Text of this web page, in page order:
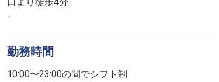
-
勤務時間
10:00〜23:00の間でシフト制